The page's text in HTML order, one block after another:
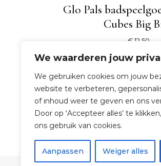
We waarderen jouw
We gebruiken cookies om jouw
website te verbeteren,
of inhoud weer te geven en ons
Door op ‘Accepteer alles’ te
ons gebruik van cookies.
Aanpassen Weiger alles
Glo Pals
Cubes Big
€12,50